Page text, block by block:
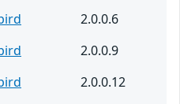
2.0.0.6
2.0.0.9
2.0.0.12